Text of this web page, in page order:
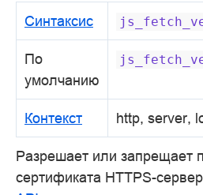
Синтаксис
По
умолчанию
Контекст http, server,
Разрешает или запрещает
сертификата HTTPS-